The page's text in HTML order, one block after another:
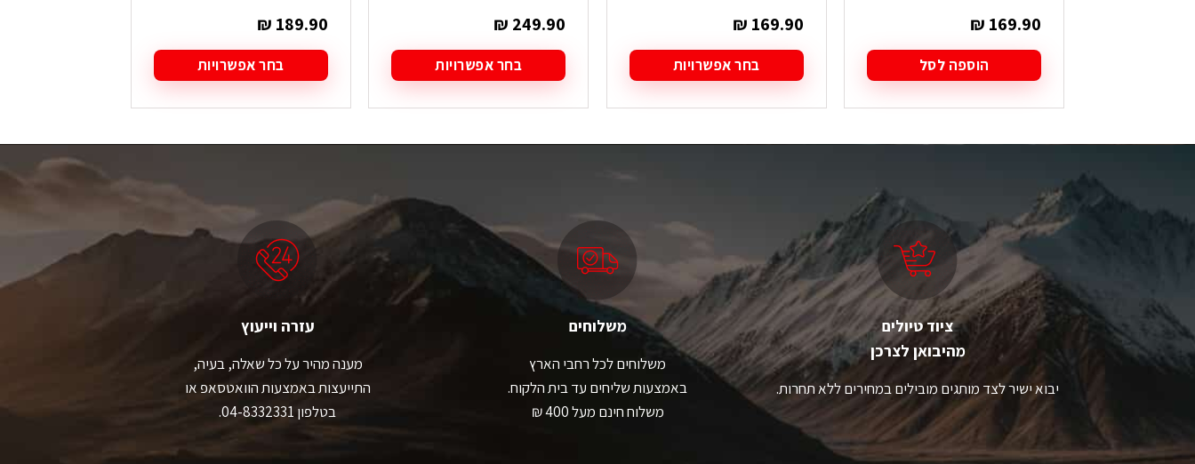
₪ 169.90
הוספה לסל
₪ 169.90
בחר אפשרויות
למוצר
זה
את
האפשרויות
בעמוד
המוצר
₪ 249.90
בחר אפשרויות
למוצר
זה
את
האפשרויות
בעמוד
₪ 189.90
בחר אפשרויות
למוצר
זה
ניתן
לבחור
את
האפשרויות
בעמוד
המוצר
מספר
את
האפשרויות
ציוד טיולים
מהיבואן לצרכן
יבוא ישיר לצד מותגים מובילים במחירים ללא תחרות.
משלוחים
משלוחים לכל רחבי הארץ
באמצעות שליחים עד בית הלקוח.
משלוח חינם מעל 400 ₪
עזרה וייעוץ
מענה מהיר על כל שאלה, בעיה,
התייעצות באמצעות הוואטסאפ או
בטלפון 04-8332331.